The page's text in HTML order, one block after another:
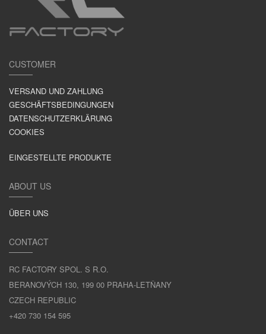
CUSTOMER
VERSAND UND ZAHLUNG
GESCHÄFTSBEDINGUNGEN
DATENSCHUTZERKLÄRUNG
COOKIES
EINGESTELLTE PRODUKTE
ABOUT US
ÜBER UNS
CONTACT
RC FACTORY SPOL. S R.O.
BERANOVÝCH 130, 199 00 PRAHA-LETŇANY
CZECH REPUBLIC
+420 730 154 595